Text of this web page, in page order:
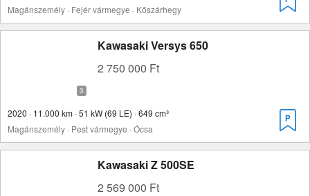
Magánszemély · Fejér vármegye · Kőszárhegy
Kawasaki Versys 650
2 750 000 Ft
2020 · 11.000 km · 51 kW (69 LE) · 649 cm³
Magánszemély · Pest vármegye · Ócsa
Kawasaki Z 500SE
2 569 000 Ft